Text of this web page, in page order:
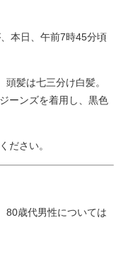
本日、午前7時45分頃
髪は七三分け白髪。
ーンズを着用し、黒色
ださい。
80歳代男性については